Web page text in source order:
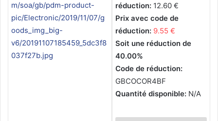
réduction: 12.60 €
Prix avec code de
réduction: 9.55 €
Soit une réduction de
40.00%
Code de réduction:
GBCOCOR4BF
Quantité disponible: N/A